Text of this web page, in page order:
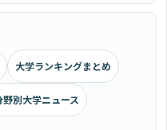
大学ランキングまとめ
野別大学ニュース